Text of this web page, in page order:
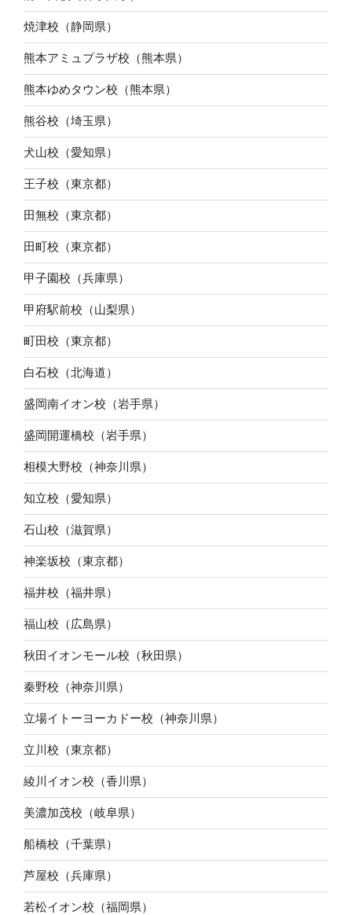
焼津校（静岡県）
熊本アミュプラザ校（熊本県）
熊本ゆめタウン校（熊本県）
熊谷校（埼玉県）
犬山校（愛知県）
王子校（東京都）
田無校（東京都）
田町校（東京都）
甲子園校（兵庫県）
甲府駅前校（山梨県）
町田校（東京都）
白石校（北海道）
盛岡南イオン校（岩手県）
盛岡開運橋校（岩手県）
相模大野校（神奈川県）
知立校（愛知県）
石山校（滋賀県）
神楽坂校（東京都）
福井校（福井県）
福山校（広島県）
秋田イオンモール校（秋田県）
秦野校（神奈川県）
立場イトーヨーカドー校（神奈川県）
立川校（東京都）
綾川イオン校（香川県）
美濃加茂校（岐阜県）
船橋校（千葉県）
芦屋校（兵庫県）
若松イオン校（福岡県）